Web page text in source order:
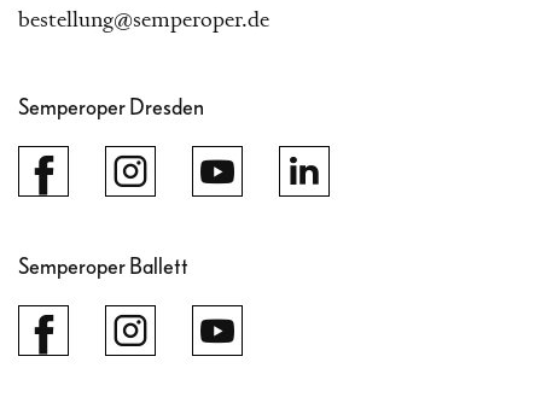
bestellung@semperoper.de
Semperoper Dresden
Semperoper Ballett